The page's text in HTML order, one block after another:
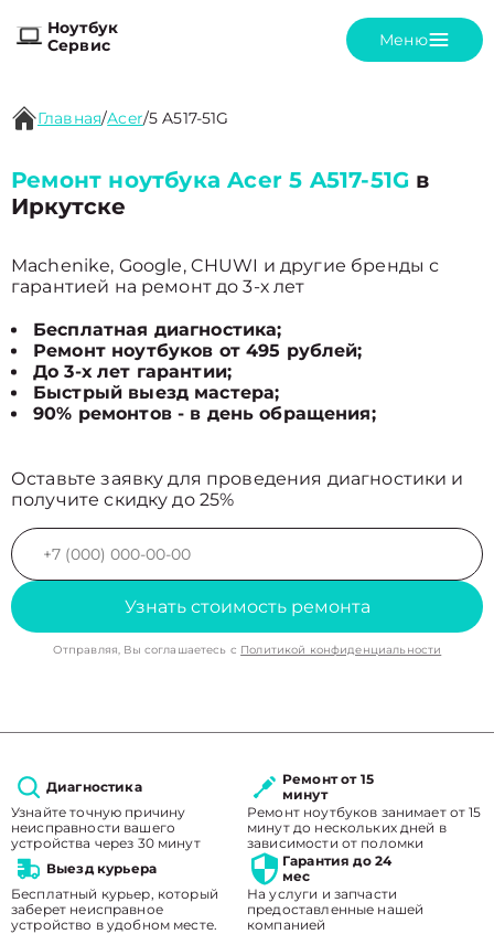
Ноутбук
Сервис
Меню
Главная/Acer/5 A517-51G
Ремонт ноутбука Acer 5 A517-51G в
Иркутске
Machenike, Google, CHUWI и другие бренды с
гарантией на ремонт до 3-х лет
Бесплатная диагностика;
Ремонт ноутбуков от 495 рублей;
До 3-х лет гарантии;
Быстрый выезд мастера;
90% ремонтов - в день обращения;
Оставьте заявку для проведения диагностики и
получите скидку до 25%
Узнать стоимость ремонта
Отправляя, Вы соглашаетесь с Политикой конфиденциальности
Диагностика
Узнайте точную причину
неисправности вашего
устройства через 30 минут
Ремонт от 15
минут
Ремонт ноутбуков занимает от 15
минут до нескольких дней в
зависимости от поломки
Выезд курьера
Бесплатный курьер, который
заберет неисправное
устройство в удобном месте.
Гарантия до 24
мес
На услуги и запчасти
предоставленные нашей
компанией